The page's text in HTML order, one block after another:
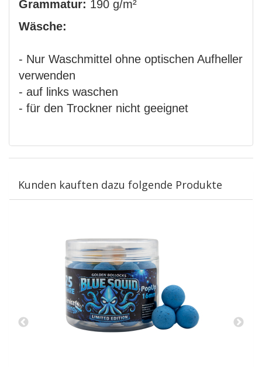
Grammatur: 190 g/m²
Wäsche:
- Nur Waschmittel ohne optischen Aufheller
verwenden
- auf links waschen
- für den Trockner nicht geeignet
Kunden kauften dazu folgende Produkte